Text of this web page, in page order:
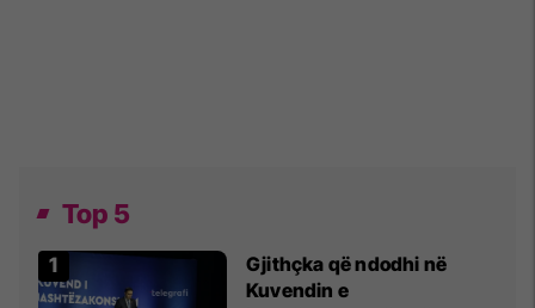
Top 5
Gjithçka që ndodhi në
Kuvendin e